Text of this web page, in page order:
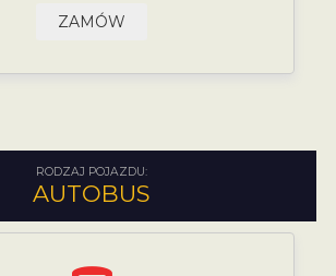
ZAMÓW
RODZAJ POJAZDU:
AUTOBUS